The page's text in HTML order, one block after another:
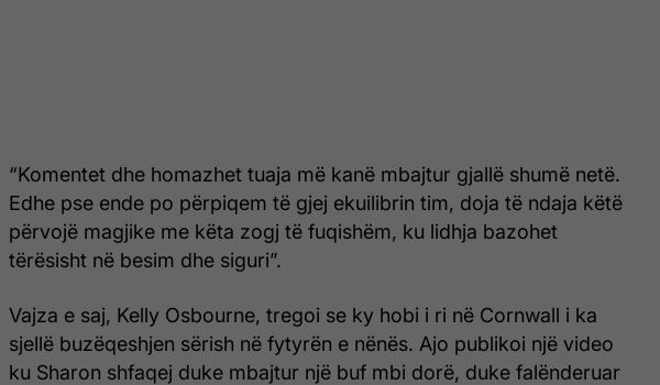
“Komentet dhe homazhet tuaja më kanë mbajtur gjallë shumë netë.
Edhe pse ende po përpiqem të gjej ekuilibrin tim, doja të ndaja këtë
përvojë magjike me këta zogj të fuqishëm, ku lidhja bazohet
tërësisht në besim dhe siguri”.
Vajza e saj, Kelly Osbourne, tregoi se ky hobi i ri në Cornwall i ka
sjellë buzëqeshjen sërish në fytyrën e nënës. Ajo publikoi një video
ku Sharon shfaqej duke mbajtur një buf mbi dorë, duke falënderuar